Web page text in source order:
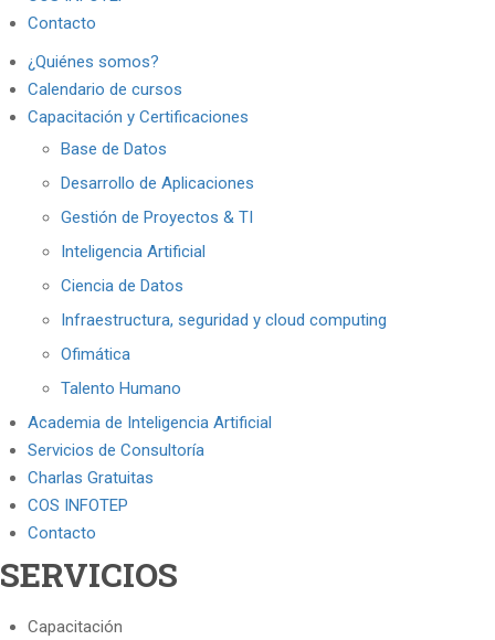
Contacto
¿Quiénes somos?
Calendario de cursos
Capacitación y Certificaciones
Base de Datos
Desarrollo de Aplicaciones
Gestión de Proyectos & TI
Inteligencia Artificial
Ciencia de Datos
Infraestructura, seguridad y cloud computing
Ofimática
Talento Humano
Academia de Inteligencia Artificial
Servicios de Consultoría
Charlas Gratuitas
COS INFOTEP
Contacto
SERVICIOS
Capacitación